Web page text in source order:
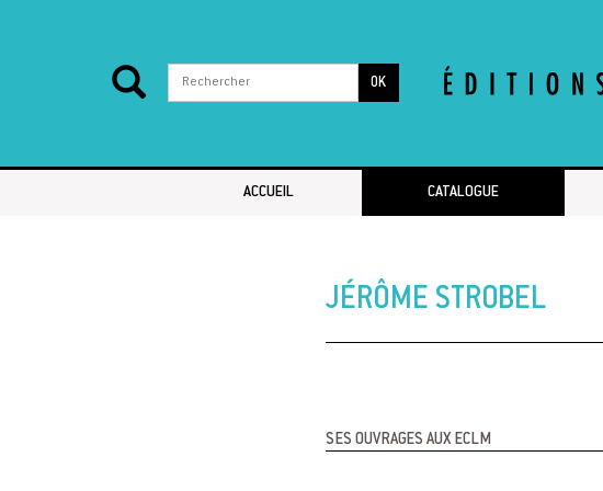
OK
ACCUEIL CATALOGUE
JÉRÔME STROBEL
SES OUVRAGES AUX ECLM